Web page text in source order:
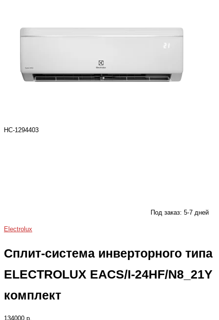
НС-1294403
Под заказ: 5-7 дней
Electrolux
Сплит-система инверторного типа
ELECTROLUX EACS/I-24HF/N8_21Y
комплект